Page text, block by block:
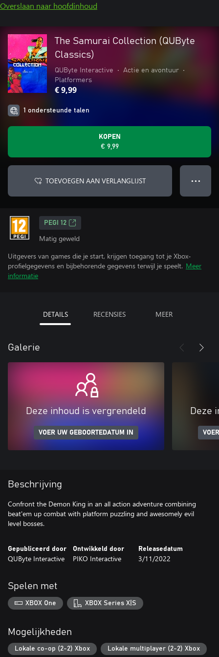
Overslaan naar hoofdinhoud
The Samurai Collection (QUByte
Classics)
QUByte Interactive • Actie en avontuur
•
Platformers
€ 9,99
1 ondersteunde talen
KOPEN
€ 9,99
TOEVOEGEN AAN VERLANGLIJST ● ● ●
PEGI 12
Matig geweld
Uitgevers van games die je start, krijgen toegang tot je Xbox-
profielgegevens en bijbehorende gegevens terwijl je speelt. Meer
informatie
DETAILS RECENSIES MEER
Galerie
Deze inhoud is vergrendeld
VOER UW GEBOORTEDATUM IN
Deze
Beschrijving
Confront the Demon King in an all action adventure combining
beat'em up combat with platform puzzling and awesomely evil
level bosses.
Gepubliceerd door
QUByte Interactive
Ontwikkeld door
PIKO Interactive
Releasedatum
3/11/2022
Spelen met
XBOX One XBOX Series X|S
Mogelijkheden
Lokale co-op (2-2) Xbox Lokale multiplayer (2-2) Xbox